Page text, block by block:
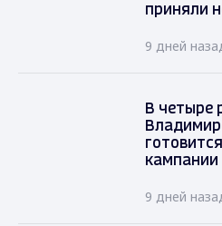
приняли
9 дней
В четыре
кампании
9 дней